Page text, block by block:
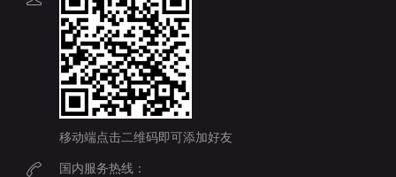
移动端点击二维码即可添加好友
国内服务热线：